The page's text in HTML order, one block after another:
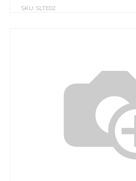
SKU: SLTE02